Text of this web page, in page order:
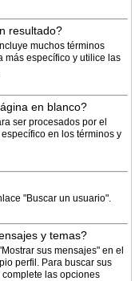
resultado?
muchos términos
más específico y utilice las
en blanco?
ser procesados por el
en los términos y
"Buscar un usuario".
y temas?
sus mensajes" en el
perfil. Para buscar sus
las opciones